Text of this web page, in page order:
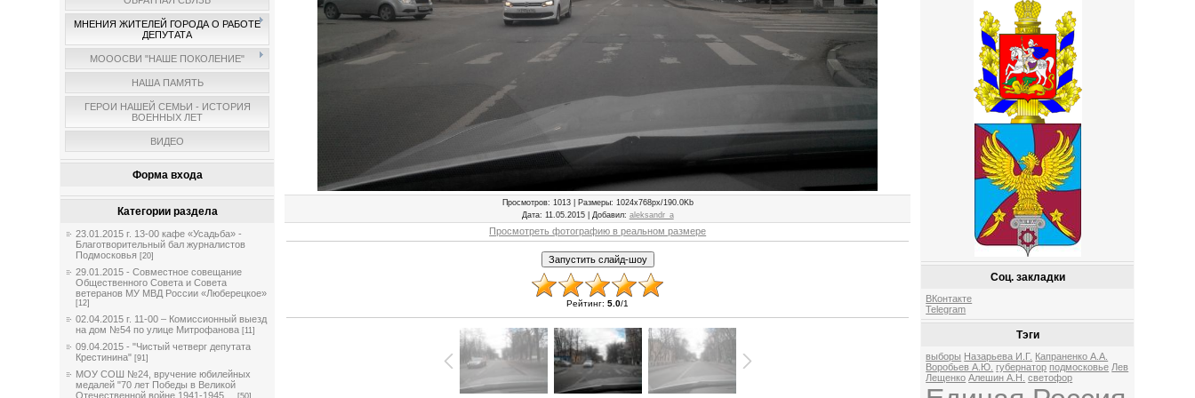
МНЕНИЯ ЖИТЕЛЕЙ ГОРОДА О РАБОТЕ
ДЕПУТАТА
МОООСВИ "НАШЕ ПОКОЛЕНИЕ"
НАША ПАМЯТЬ
ГЕРОИ НАШЕЙ СЕМЬИ - ИСТОРИЯ
ВОЕННЫХ ЛЕТ
ВИДЕО
Форма входа
Категории раздела
23.01.2015 г. 13-00 кафе «Усадьба» -
Благотворительный бал журналистов
Подмосковья [20]
29.01.2015 - Совместное совещание
Общественного Совета и Совета
ветеранов МУ МВД России «Люберецкое»
[12]
02.04.2015 г. 11-00 – Комиссионный выезд
на дом №54 по улице Митрофанова [11]
09.04.2015 - "Чистый четверг депутата
Крестинина" [91]
МОУ СОШ №24, вручение юбилейных
медалей "70 лет Победы в Великой
Отечественной войне 1941-1945 ...
[50]
Просмотров: 1013 | Размеры: 1024x768px/190.0Kb
Дата: 11.05.2015 | Добавил: aleksandr_a
Просмотреть фотографию в реальном размере
Рейтинг: 5.0/1
Соц. закладки
ВКонтакте
Telegram
Тэги
выборы Назарьева И.Г. Капраненко А.А.
Воробьев А.Ю. губернатор подмосковье Лев
Лещенко Алешин А.Н. светофор